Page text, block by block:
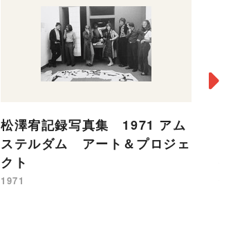
松澤宥記録写真集 1971 アム
ステルダム アート＆プロジェ
クト
1971